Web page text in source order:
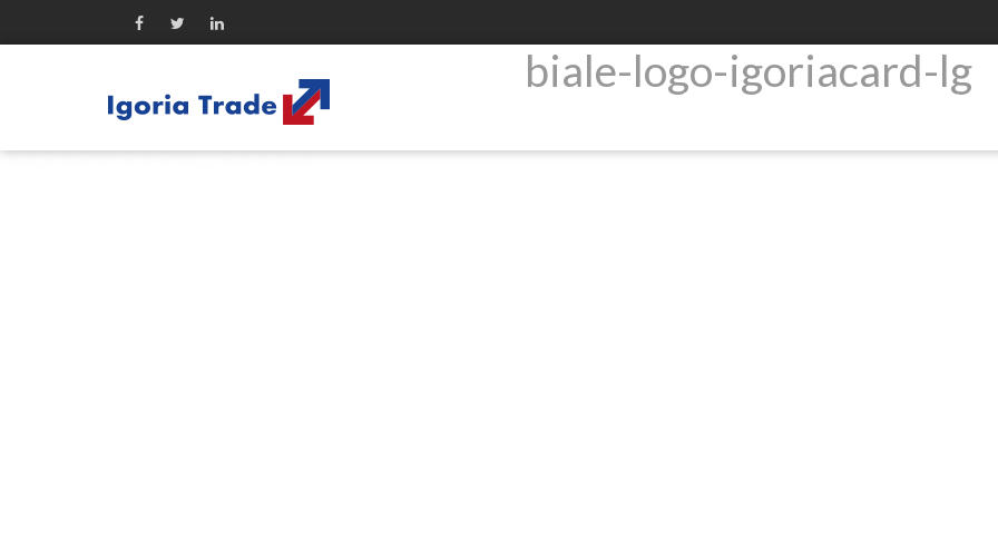
Newsroom Relacje
biale-logo-igoriacard-lg